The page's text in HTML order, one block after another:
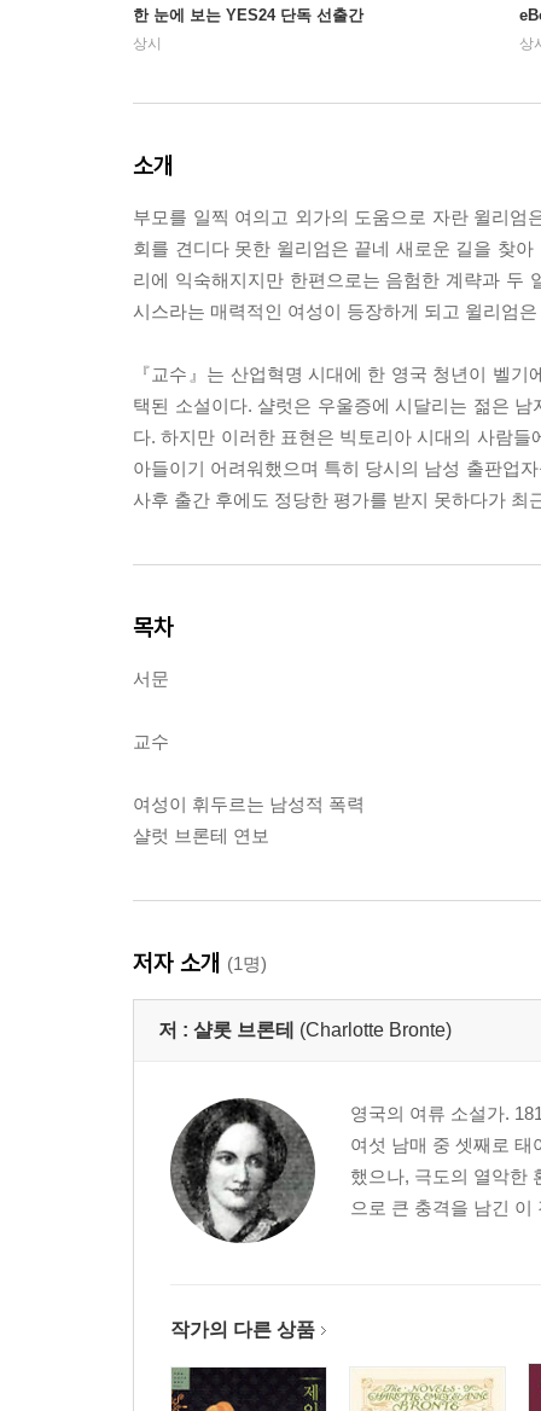
한 눈에 보는 YES24 단독 선출간
상시 상
소개
부모를 일찍 여의고 외가의 도움으로 자란 윌리
회를 견디다 못한 윌리엄은 끝네 새로운 길을 찾
리에 익숙해지지만 한편으로는 음험한 계략과 두
시스라는 매력적인 여성이 등장하게 되고 윌리엄
『교수』는 산업혁명 시대에 한 영국 청년이 벨
택된 소설이다. 샬럿은 우울증에 시달리는 젊은
다. 하지만 이러한 표현은 빅토리아 시대의 사람
아들이기 어려워했으며 특히 당시의 남성 출판업
사후 출간 후에도 정당한 평가를 받지 못하다가 최
목차
서문
교수
여성이 휘두르는 남성적 폭력
샬럿 브론테 연보
저자 소개 (1명)
저 : 샬롯 브론테 (Charlotte Bronte)
영국의 여류 소설가.
여섯 남매 중 셋째로
했으나, 극도의 열악한
으로 큰 충격을 남긴 이
작가의 다른 상품